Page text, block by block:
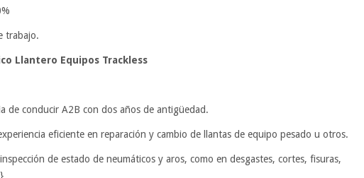
trabajo.
Llantero Equipos Trackless
de conducir A2B con dos años de antigüedad.
eficiente en reparación y cambio de llantas de equipo pesado u otros.
de estado de neumáticos y aros, como en desgastes, cortes, fisuras,